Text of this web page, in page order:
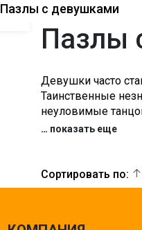
Пазлы с девушками
Пазлы
Девушки часто
Таинственные
неуловимые
… показать еще
Сортировать по: